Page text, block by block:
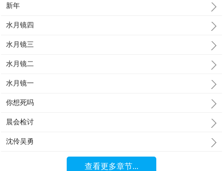
新年
水月镜四
水月镜三
水月镜二
水月镜一
你想死吗
晨会检讨
沈伶吴勇
查看更多章节...